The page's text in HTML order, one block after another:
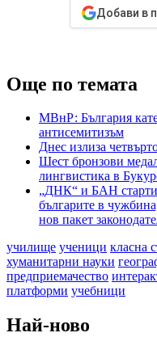
Добави в
Още по темата
МВнР: България
антисемитизъм
Днес излиза
Шест бронзови
лингвистика в
„ДНК“ и БАН
българите в
нов пакет
училище ученици класна
хуманитарни науки
предприемачество
платформи учебници
Най-ново